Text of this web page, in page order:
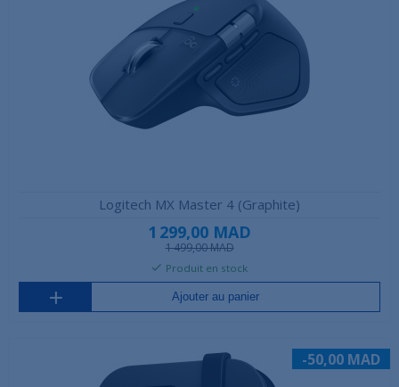
Logitech MX Master 4 (Graphite)
1 299,00 MAD
1 499,00 MAD
Produit en stock
Ajouter au panier
-50,00 MAD